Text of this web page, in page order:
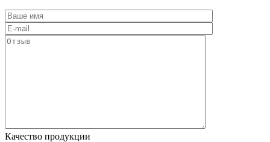
Качество продукции